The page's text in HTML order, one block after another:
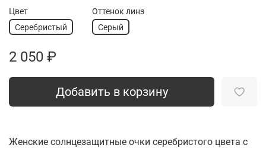
Цвет
Серебристый
Оттенок линз
Серый
2 050 ₽
Добавить в корзину
Женские солнцезащитные очки серебристого цвета с